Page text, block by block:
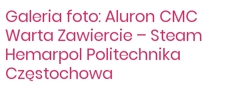
Galeria foto: Aluron CMC
Warta Zawiercie – Steam
Hemarpol Politechnika
Częstochowa